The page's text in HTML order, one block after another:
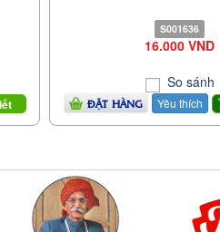
S001636
16.000 VND
So sánh
ĐẶT HÀNG Yêu thích